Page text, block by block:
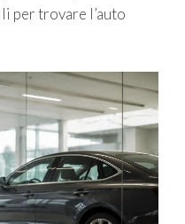
per trovare l’auto